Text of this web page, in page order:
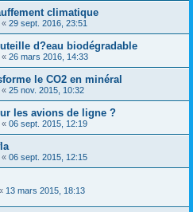
climatique
« 29 sept. 2016, 23:51
d?eau biodégradable
« 26 mars 2016, 14:33
le CO2 en minéral
« 25 nov. 2015, 10:32
les avions de ligne ?
« 06 sept. 2015, 12:19
« 06 sept. 2015, 12:15
13 mars 2015, 18:13